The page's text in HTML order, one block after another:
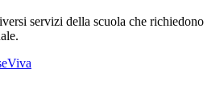
servizi della scuola che richiedono